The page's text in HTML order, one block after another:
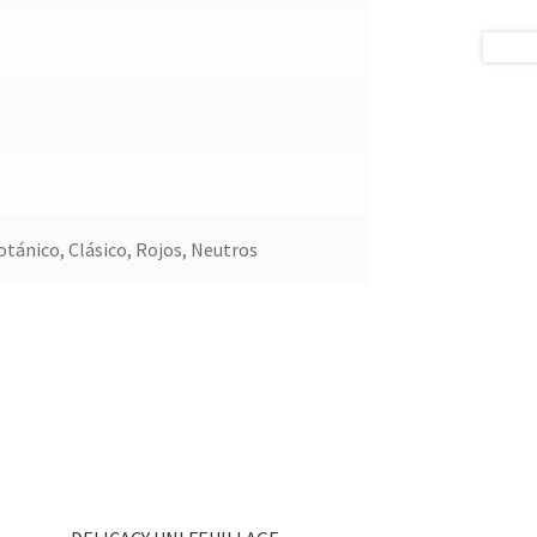
Clásico, Rojos, Neutros